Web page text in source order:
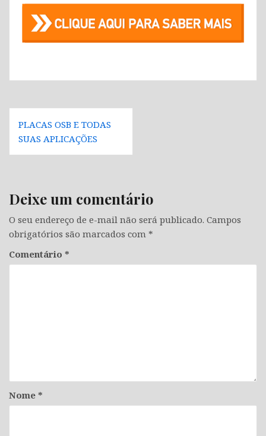
Navegação
de
Post
PLACAS OSB E TODAS
SUAS APLICAÇÕES
Deixe um comentário
O seu endereço de e-mail não será publicado. Campos
obrigatórios são marcados com *
Comentário *
Nome *